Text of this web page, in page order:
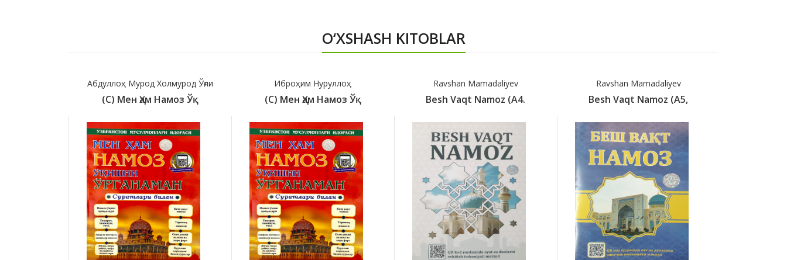
O‘XSHASH KITOBLAR
Абдуллоҳ Мурод Холмурод Ўғли
(с) Мен Ҳам Намоз Ўқ
Иброҳим Нуруллоҳ
(с) Мен Ҳам Намоз Ўқ
Ravshan Mamadaliyev
Besh Vaqt Namoz (A4.
Ravshan Mamadaliyev
Besh Vaqt Namoz (A5,